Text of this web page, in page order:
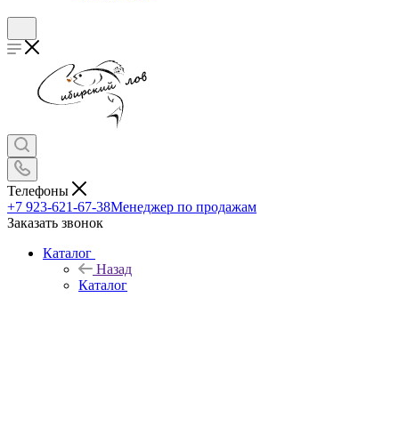
Телефоны
+7 923-621-67-38Менеджер по продажам
Заказать звонок
Каталог
Назад
Каталог